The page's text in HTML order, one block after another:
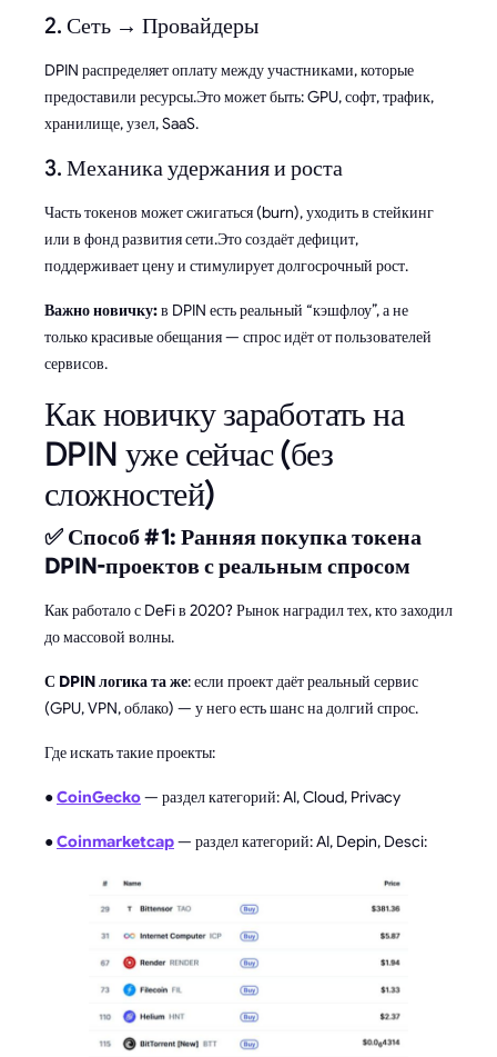
2. Сеть → Провайдеры
DPIN распределяет оплату между участниками, которые
предоставили ресурсы.Это может быть: GPU, софт, трафик,
хранилище, узел, SaaS.
3. Механика удержания и роста
Часть токенов может сжигаться (burn), уходить в стейкинг
или в фонд развития сети.Это создаёт дефицит,
поддерживает цену и стимулирует долгосрочный рост.
Важно новичку:в DPIN есть реальный “кэшфлоу”, а не
только красивые обещания — спрос идёт от пользователей
сервисов.
Как новичку заработать на
DPIN уже сейчас (без
сложностей)
✅ Способ #1: Ранняя покупка токена
DPIN-проектов с реальным спросом
Как работало с DeFi в 2020? Рынок наградил тех, кто заходил
до массовой волны.
С DPIN логика та же: если проект даёт реальный сервис
(GPU, VPN, облако) — у него есть шанс на долгий спрос.
Где искать такие проекты:
●CoinGecko— раздел категорий: AI, Cloud, Privacy
●Coinmarketcap— раздел категорий: AI, Depin, Desci: